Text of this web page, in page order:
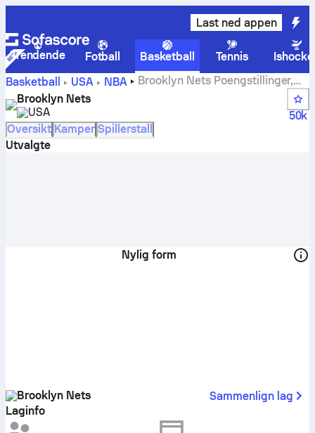
Last ned appen
Trendende Fotball Basketball Tennis
Basketball
USA NBA
Brooklyn Nets Poengstillinger,
plasseringer, timeplan og spillere
Brooklyn Nets
USA
50k
Oversikt Kamper Spillerstall
Utvalgte
Nylig form
Brooklyn Nets
Sammenlign lag
Laginfo